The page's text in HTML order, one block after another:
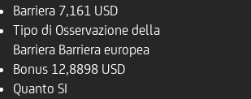
Barriera 7,161 USD
Tipo di Osservazione della
Barriera Barriera europea
Bonus 12,8898 USD
Quanto SI